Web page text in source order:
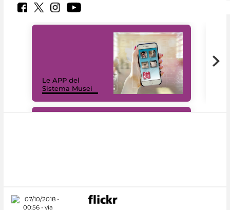
Le APP del
Sistema Musei